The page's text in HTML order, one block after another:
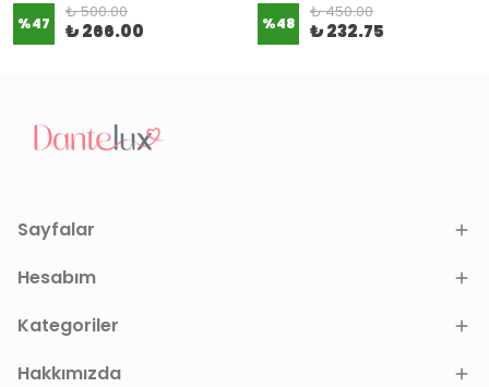
%47
₺ 500.00
₺ 266.00 %48
₺ 450.00
₺ 232.75
Sayfalar
Hesabım
Kategoriler
Hakkımızda